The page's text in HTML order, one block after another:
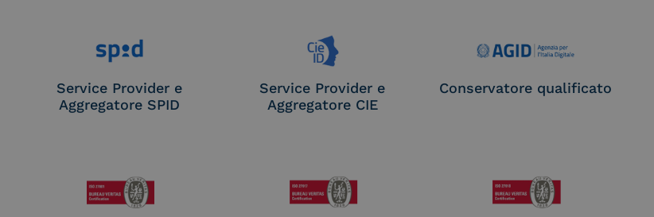
Service Provider e
Aggregatore SPID
Service Provider e
Aggregatore CIE
Conservatore qualificato